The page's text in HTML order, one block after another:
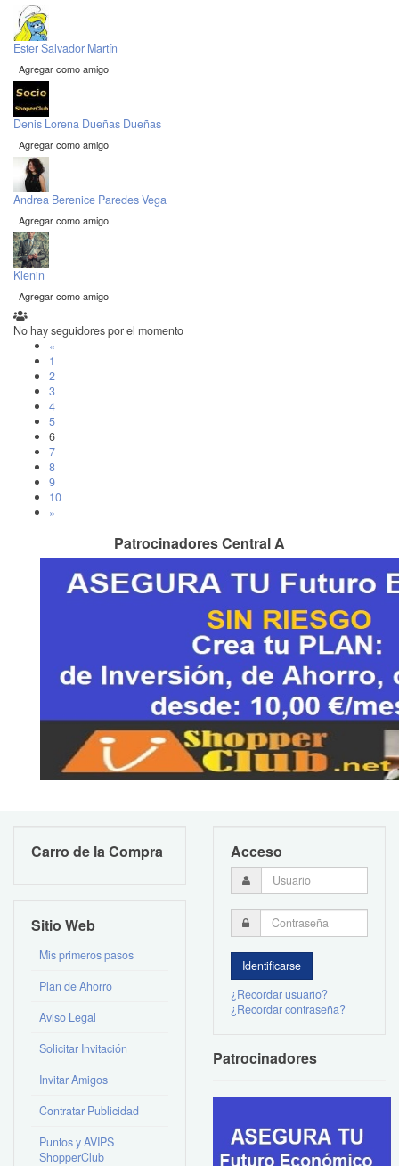
Ester Salvador Martín
Agregar como amigo
Denis Lorena Dueñas Dueñas
Agregar como amigo
Andrea Berenice Paredes Vega
Agregar como amigo
Klenin
Agregar como amigo
No hay seguidores por el momento
«
1
2
3
4
5
6
7
8
9
10
»
Patrocinadores Central A
Carro de la Compra
Sitio Web
Mis primeros pasos
Plan de Ahorro
Aviso Legal
Solicitar Invitación
Invitar Amigos
Contratar Publicidad
Puntos y AVIPS
ShopperClub
Acceso
¿Recordar usuario?
¿Recordar contraseña?
Patrocinadores